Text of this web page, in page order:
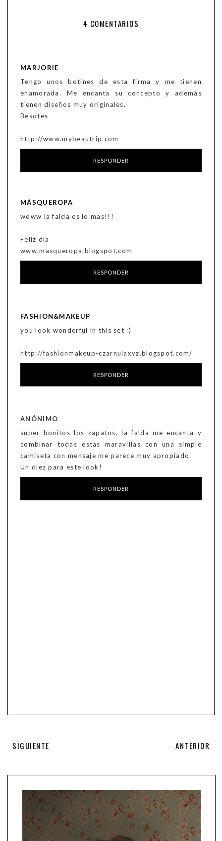
4 COMENTARIOS
MARJORIE
Tengo unos botines de esta firma y me tienen
enamorada. Me encanta su concepto y además
tienen diseños muy originales.
Besotes
http://www.mybeautrip.com
RESPONDER
MÁSQUEROPA
woww la falda es lo mas!!!
Feliz dia
www.masqueropa.blogspot.com
RESPONDER
FASHION&MAKEUP
you look wonderful in this set :)
http://fashionmakeup-czarnulaxyz.blogspot.com/
RESPONDER
ANÓNIMO
super bonitos los zapatos, la falda me encanta y
combinar todas estas maravillas con una simple
camiseta con mensaje me parece muy apropiado.
Un diez para este look!
RESPONDER
SIGUIENTE ANTERIOR